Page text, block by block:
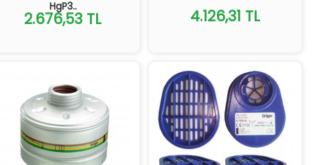
HgP3..
2.676,53 TL 4.126,31 TL